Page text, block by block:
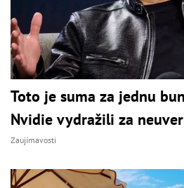
Toto je suma za jednu
Nvidie vydražili za
Zaujímavosti